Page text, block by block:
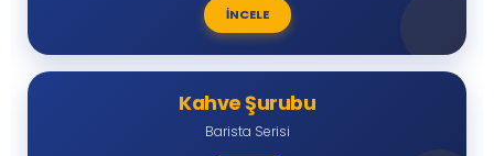
İNCELE
Kahve Şurubu
Barista Serisi